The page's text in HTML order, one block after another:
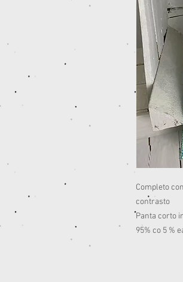
Completo
contrasto
Panta corto
95% co 5 %